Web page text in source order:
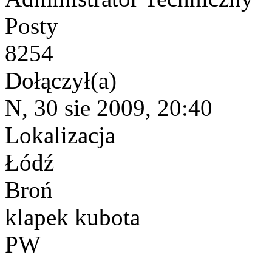
Posty
8254
Dołączył(a)
N, 30 sie 2009, 20:40
Lokalizacja
Łódź
Broń
klapek kubota
PW